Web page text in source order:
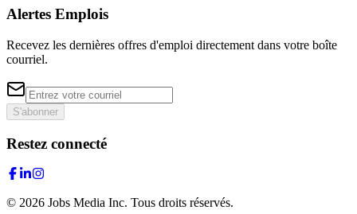
Alertes Emplois
Recevez les dernières offres d'emploi directement dans votre boîte
courriel.
S'abonner
Restez connecté
© 2026 Jobs Media Inc. Tous droits réservés.